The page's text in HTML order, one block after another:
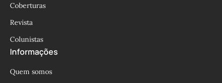
Coberturas
Revista
Colunistas
Informações
Quem somos